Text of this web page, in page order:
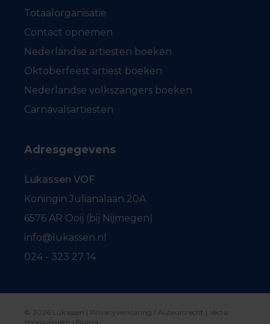
Totaalorganisatie
Contact opnemen
Nederlandse artiesten boeken
Oktoberfeest artiest boeken
Nederlandse volkszangers boeken
Carnavalsartiesten
Adresgegevens
Lukassen VOF
Koningin Julianalaan 20A
6576 AR Ooij (bij Nijmegen)
info@lukassen.nl
024 - 323 27 14
© 2026 Lukassen | Privacyverklaring / Auteursrecht | Vecta
Voorwaarden | Buma